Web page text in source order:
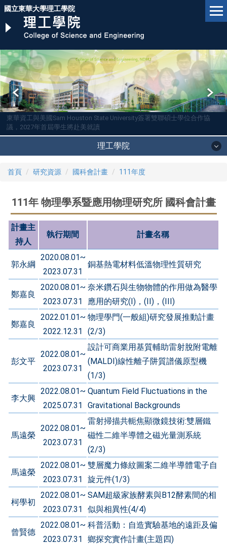
跳
主
內
區
國立東華大學理工學院
東華資工與美國Sam Houston State University簽署雙聯碩士學位合作協
議，2027年首屆學生將赴美就讀
理工學院
首頁 研究資源 國科會計畫 111年度
111年 物理學系暨應用物理研究所 國科會計畫
計畫主
持人
執行期間 計畫名稱
郭永綱
2020.08.01~
2023.07.31
銅基熱電材料低溫物理性質研究
鄭嘉良
2020.08.01~
2023.07.31
奈米鑽石與生物物體的作用做為醫學
應用的研究(I)，(II)，(III)
鄭嘉良
2022.01.01~
2022.12.31
物理學門(一般組)研究發展推動計畫
(2/3)
彭文平
2022.08.01~
2023.07.31
設計可商業用基質輔助雷射脫附電離
(MALDI)線性離子阱質譜儀原型機
(1/3)
李大興
2022.08.01~
2025.07.31
Quantum Field Fluctuations in the
Gravitational Backgrounds
馬遠榮
2022.08.01~
2023.07.31
雷射掃描共軛焦顯微鏡技術:雙層鐵
磁性二維半導體之磁光量測系統
(2/3)
馬遠榮
2022.08.01~
2023.07.31
雙層魔力條紋圖案二維半導體電子自
旋元件(1/3)
柯學初
2022.08.01~
2023.07.31
SAM超級家族酵素與B12酵素間的相
似與相異性(4/4)
曾賢德
2022.08.01~
2023.07.31
科普活動：自造實驗基地的遠距及偏
鄉探究實作計畫(主題四)